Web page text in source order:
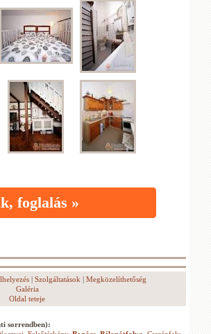
foglalás »
| Szolgáltatások | Megközelíthetőség
Galéria
Oldal teteje
sorrendben):